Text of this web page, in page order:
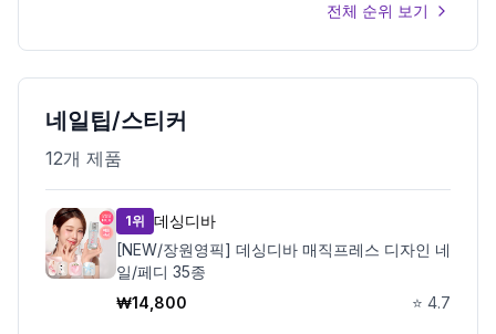
전체 순위 보기
네일팁/스티커
12개 제품
1위 데싱디바
[NEW/장원영픽] 데싱디바 매직프레스 디자인 네
일/페디 35종
₩14,800 ⭐ 4.7